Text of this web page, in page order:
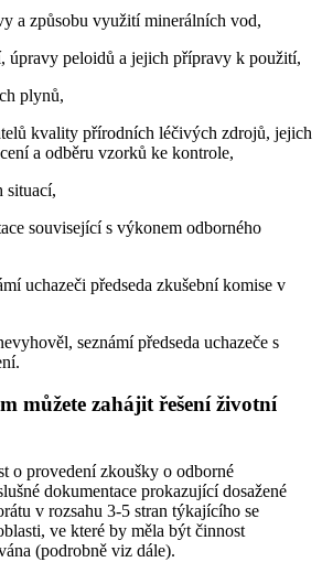
a způsobu využití minerálních vod,
úpravy peloidů a jejich přípravy k použití,
plynů,
kvality přírodních léčivých zdrojů, jejich
a odběru vzorků ke kontrole,
situací,
související s výkonem odborného
uchazeči předseda zkušební komise v
seznámí předseda uchazeče s
můžete zahájit řešení životní
o provedení zkoušky o odborné
dokumentace prokazující dosažené
v rozsahu 3-5 stran týkajícího se
ve které by měla být činnost
(podrobně viz dále).